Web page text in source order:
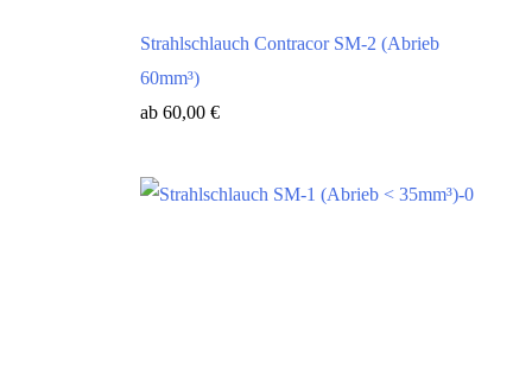
Strahlschlauch Contracor SM-2 (Abrieb
60mm³)
ab 60,00 €